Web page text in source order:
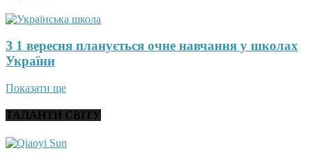
З 1 вересня планується очне навчання у школах
України
Показати ще
ТАЛАНТИ СВІТУ